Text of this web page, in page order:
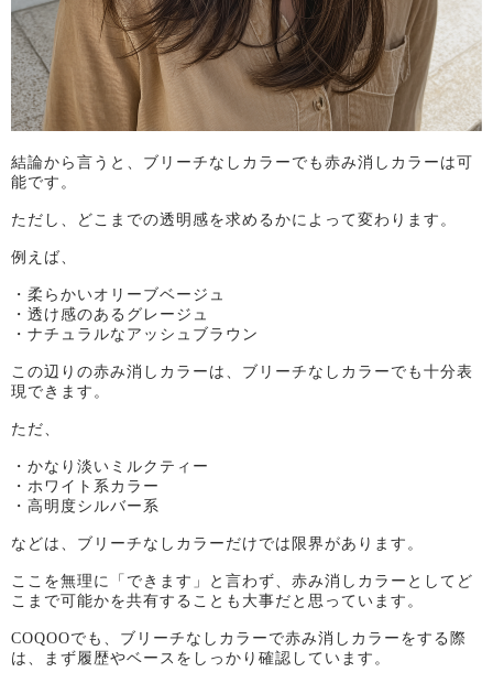
結論から言うと、ブリーチなしカラーでも赤み消しカラーは可
能です。
ただし、どこまでの透明感を求めるかによって変わります。
例えば、
・柔らかいオリーブベージュ
・透け感のあるグレージュ
・ナチュラルなアッシュブラウン
この辺りの赤み消しカラーは、ブリーチなしカラーでも十分表
現できます。
ただ、
・かなり淡いミルクティー
・ホワイト系カラー
・高明度シルバー系
などは、ブリーチなしカラーだけでは限界があります。
ここを無理に「できます」と言わず、赤み消しカラーとしてど
こまで可能かを共有することも大事だと思っています。
COQOOでも、ブリーチなしカラーで赤み消しカラーをする際
は、まず履歴やベースをしっかり確認しています。